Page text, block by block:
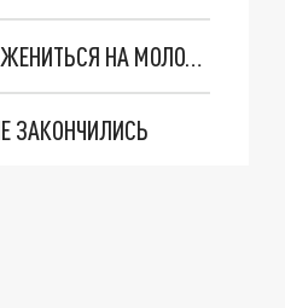
ГРИГОРИЙ ЛЕПС ОТКЛАДЫВАЕТ СВАДЬБУ: ПОЧЕМУ ПЕВЕЦ НЕ ТОРОПИТСЯ ЖЕНИТЬСЯ НА МОЛОДОЙ ИЗБРАННИЦЕ
ЗАКОНЧИЛИСЬ